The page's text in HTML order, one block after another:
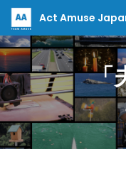
Act Amuse
「